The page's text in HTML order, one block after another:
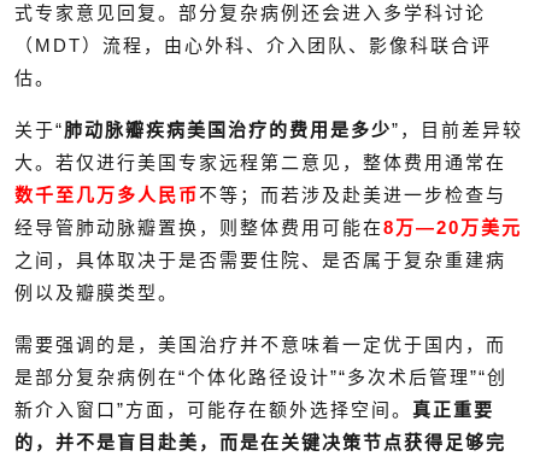
式专家意见回复。部分复杂病例还会进入多学科讨论
（MDT）流程，由心外科、介入团队、影像科联合评
估。
关于“肺动脉瓣疾病美国治疗的费用是多少”，目前差异较
大。若仅进行美国专家远程第二意见，整体费用通常在
数千至几万多人民币不等；而若涉及赴美进一步检查与
经导管肺动脉瓣置换，则整体费用可能在8万—20万美元
之间，具体取决于是否需要住院、是否属于复杂重建病
例以及瓣膜类型。
需要强调的是，美国治疗并不意味着一定优于国内，而
是部分复杂病例在“个体化路径设计”“多次术后管理”“创
新介入窗口”方面，可能存在额外选择空间。 真正重要
的，并不是盲目赴美，而是在关键决策节点获得足够完